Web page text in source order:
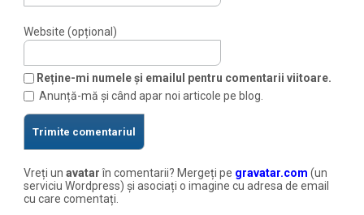
Website (opțional)
Reține-mi numele și emailul pentru comentarii viitoare.
Anunță-mă și când apar noi articole pe blog.
Vreți unavatarîn comentarii? Mergeți pe gravatar.com (un
serviciu Wordpress) și asociați o imagine cu adresa de email
cu care comentați.